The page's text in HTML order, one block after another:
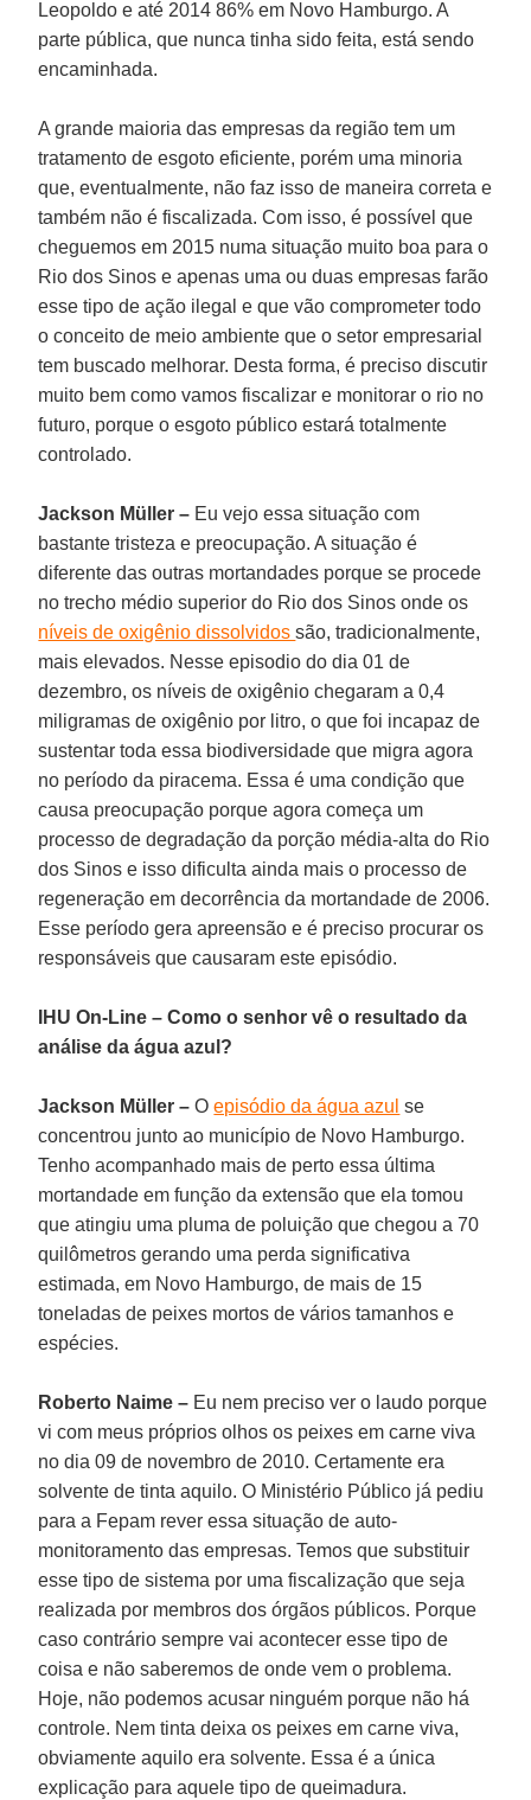
Leopoldo e até 2014 86% em Novo Hamburgo. A
parte pública, que nunca tinha sido feita, está sendo
encaminhada.
A grande maioria das empresas da região tem um
tratamento de esgoto eficiente, porém uma minoria
que, eventualmente, não faz isso de maneira correta e
também não é fiscalizada. Com isso, é possível que
cheguemos em 2015 numa situação muito boa para o
Rio dos Sinos e apenas uma ou duas empresas farão
esse tipo de ação ilegal e que vão comprometer todo
o conceito de meio ambiente que o setor empresarial
tem buscado melhorar. Desta forma, é preciso discutir
muito bem como vamos fiscalizar e monitorar o rio no
futuro, porque o esgoto público estará totalmente
controlado.
Jackson Müller – Eu vejo essa situação com
bastante tristeza e preocupação. A situação é
diferente das outras mortandades porque se procede
no trecho médio superior do Rio dos Sinos onde os
níveis de oxigênio dissolvidossão, tradicionalmente,
mais elevados. Nesse episodio do dia 01 de
dezembro, os níveis de oxigênio chegaram a 0,4
miligramas de oxigênio por litro, o que foi incapaz de
sustentar toda essa biodiversidade que migra agora
no período da piracema. Essa é uma condição que
causa preocupação porque agora começa um
processo de degradação da porção média-alta do Rio
dos Sinos e isso dificulta ainda mais o processo de
regeneração em decorrência da mortandade de 2006.
Esse período gera apreensão e é preciso procurar os
responsáveis que causaram este episódio.
IHU On-Line – Como o senhor vê o resultado da
análise da água azul?
Jackson Müller –Oepisódio da água azul se
concentrou junto ao município de Novo Hamburgo.
Tenho acompanhado mais de perto essa última
mortandade em função da extensão que ela tomou
que atingiu uma pluma de poluição que chegou a 70
quilômetros gerando uma perda significativa
estimada, em Novo Hamburgo, de mais de 15
toneladas de peixes mortos de vários tamanhos e
espécies.
Roberto Naime – Eu nem preciso ver o laudo porque
vi com meus próprios olhos os peixes em carne viva
no dia 09 de novembro de 2010. Certamente era
solvente de tinta aquilo. O Ministério Público já pediu
para a Fepam rever essa situação de auto-
monitoramento das empresas. Temos que substituir
esse tipo de sistema por uma fiscalização que seja
realizada por membros dos órgãos públicos. Porque
caso contrário sempre vai acontecer esse tipo de
coisa e não saberemos de onde vem o problema.
Hoje, não podemos acusar ninguém porque não há
controle. Nem tinta deixa os peixes em carne viva,
obviamente aquilo era solvente. Essa é a única
explicação para aquele tipo de queimadura.